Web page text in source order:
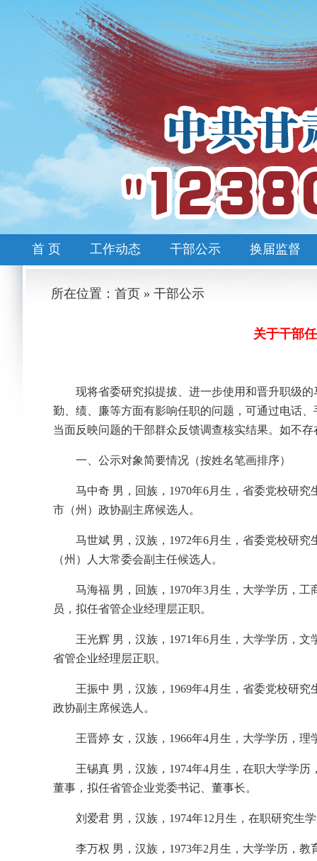
首 页 工作动态 干部公示 换届监督
所在位置：首页 » 干部公示
关于干部
现将省委研究拟提拔、进一步使用和晋升职级
勤、绩、廉等方面有影响任职的问题，可通过电话
当面反映问题的干部群众反馈调查核实结果。如不
一、公示对象简要情况（按姓名笔画排序）
马中奇 男，回族，1970年6月生，省委党校研
市（州）政协副主席候选人。
马世斌 男，汉族，1972年6月生，省委党校研
（州）人大常委会副主任候选人。
马海福 男，回族，1970年3月生，大学学历，
员，拟任省管企业经理层正职。
王光辉 男，汉族，1971年6月生，大学学历，
省管企业经理层正职。
王振中 男，汉族，1969年4月生，省委党校研
政协副主席候选人。
王晋婷 女，汉族，1966年4月生，大学学历，
王锡真 男，汉族，1974年4月生，在职大学学
董事，拟任省管企业党委书记、董事长。
刘爱君 男，汉族，1974年12月生，在职研究生
李万权 男，汉族，1973年2月生，大学学历，